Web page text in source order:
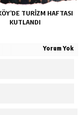
TURIZM HAFTASI
KUTLANDI
Yorum Yok